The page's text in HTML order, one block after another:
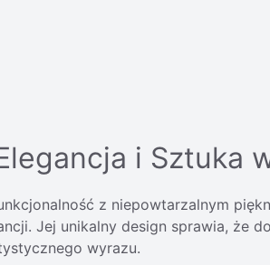
i Sztuka
z niepowtarzalnym
Jej unikalny design sprawia, że
wyrazu.